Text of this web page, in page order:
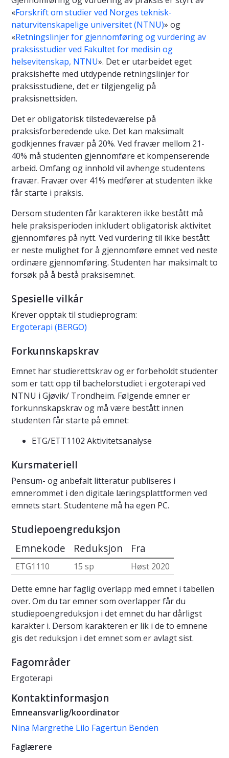
«Forskrift om studier ved Norges teknisk-
naturvitenskapelige universitet (NTNU)» og
«Retningslinjer for gjennomføring og vurdering av
praksisstudier ved Fakultet for medisin og
helsevitenskap, NTNU». Det er utarbeidet eget
praksishefte med utdypende retningslinjer for
praksisstudiene, det er tilgjengelig på
praksisnettsiden.
Det er obligatorisk tilstedeværelse på
praksisforberedende uke. Det kan maksimalt
godkjennes fravær på 20%. Ved fravær mellom 21-
40% må studenten gjennomføre et kompenserende
arbeid. Omfang og innhold vil avhenge studentens
fravær. Fravær over 41% medfører at studenten ikke
får starte i praksis.
Dersom studenten får karakteren ikke bestått må
hele praksisperioden inkludert obligatorisk aktivitet
gjennomføres på nytt. Ved vurdering til ikke bestått
er neste mulighet for å gjennomføre emnet ved neste
ordinære gjennomføring. Studenten har maksimalt to
forsøk på å bestå praksisemnet.
Spesielle vilkår
Krever opptak til studieprogram:
Ergoterapi (BERGO)
Forkunnskapskrav
Emnet har studierettskrav og er forbeholdt studenter
som er tatt opp til bachelorstudiet i ergoterapi ved
NTNU i Gjøvik/ Trondheim. Følgende emner er
forkunnskapskrav og må være bestått innen
studenten får starte på emnet:
ETG/ETT1102 Aktivitetsanalyse
Kursmateriell
Pensum- og anbefalt litteratur publiseres i
emnerommet i den digitale læringsplattformen ved
emnets start. Studentene må ha egen PC.
Studiepoengreduksjon
Emnekode Reduksjon Fra
ETG1110 15 sp
Høst 2020
Dette emne har faglig overlapp med emnet i tabellen
over. Om du tar emner som overlapper får du
studiepoengreduksjon i det emnet du har dårligst
karakter i. Dersom karakteren er lik i de to emnene
gis det reduksjon i det emnet som er avlagt sist.
Fagområder
Ergoterapi
Kontaktinformasjon
Emneansvarlig/koordinator
Nina Margrethe Lilo Fagertun Benden
Faglærere